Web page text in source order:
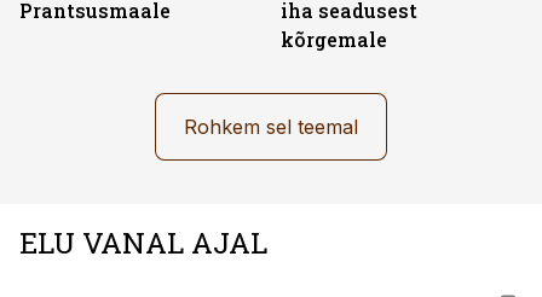
Prantsusmaale
iha seadusest
kõrgemale
Rohkem sel teemal
ELU VANAL AJAL